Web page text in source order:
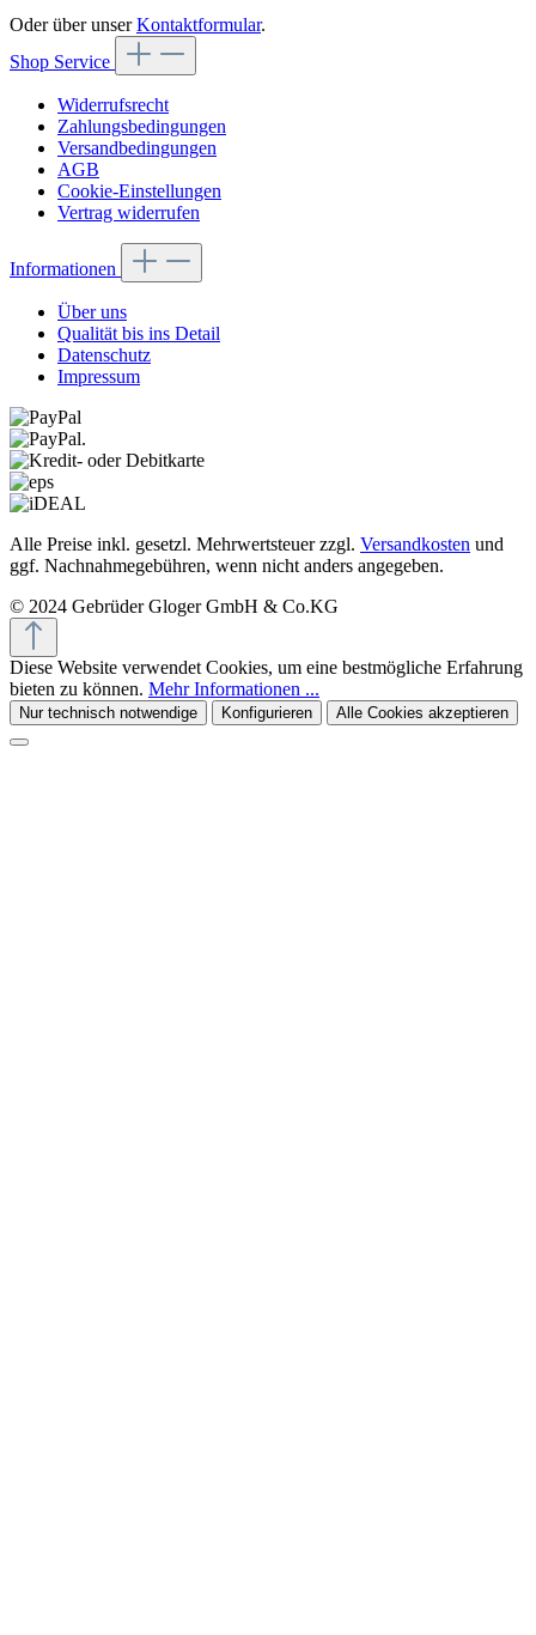
Oder über unserKontaktformular.
Shop Service
Widerrufsrecht
Zahlungsbedingungen
Versandbedingungen
AGB
Cookie-Einstellungen
Vertrag widerrufen
Informationen
Über uns
Qualität bis ins Detail
Datenschutz
Impressum
Alle Preise inkl. gesetzl. Mehrwertsteuer zzgl. Versandkosten und
ggf. Nachnahmegebühren, wenn nicht anders angegeben.
© 2024 Gebrüder Gloger GmbH & Co.KG
Diese Website verwendet Cookies, um eine bestmögliche Erfahrung
bieten zu können. Mehr Informationen ...
Nur technisch notwendige Konfigurieren Alle Cookies akzeptieren